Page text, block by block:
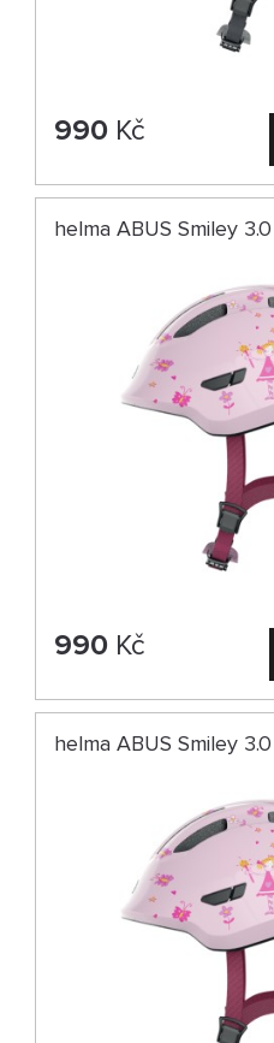
990 Kč
helma ABUS Smiley
990 Kč
helma ABUS Smiley